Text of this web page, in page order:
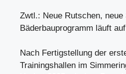
Zwtl.: Neue Rutschen,
Bäderbauprogramm läuft
Nach Fertigstellung der
Trainingshallen im